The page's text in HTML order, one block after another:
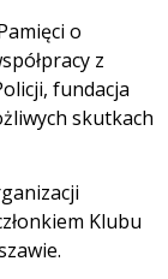
o
z
fundacja
skutkach
Klubu